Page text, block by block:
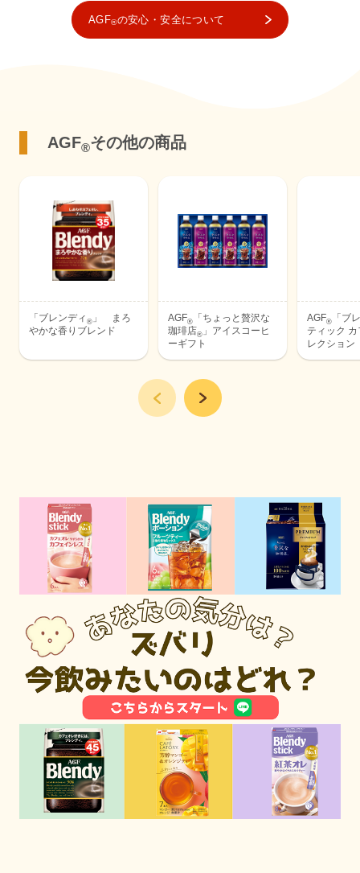
AGF®の安心・安全について
AGF®その他の商品
「ブレンディ ® 」 まろ
やかな香りブレンド
AGF®
「ちょっと贅沢な
珈琲店® 」アイスコーヒ
ーギフト
AGF®
「ブ
ティック
レクション